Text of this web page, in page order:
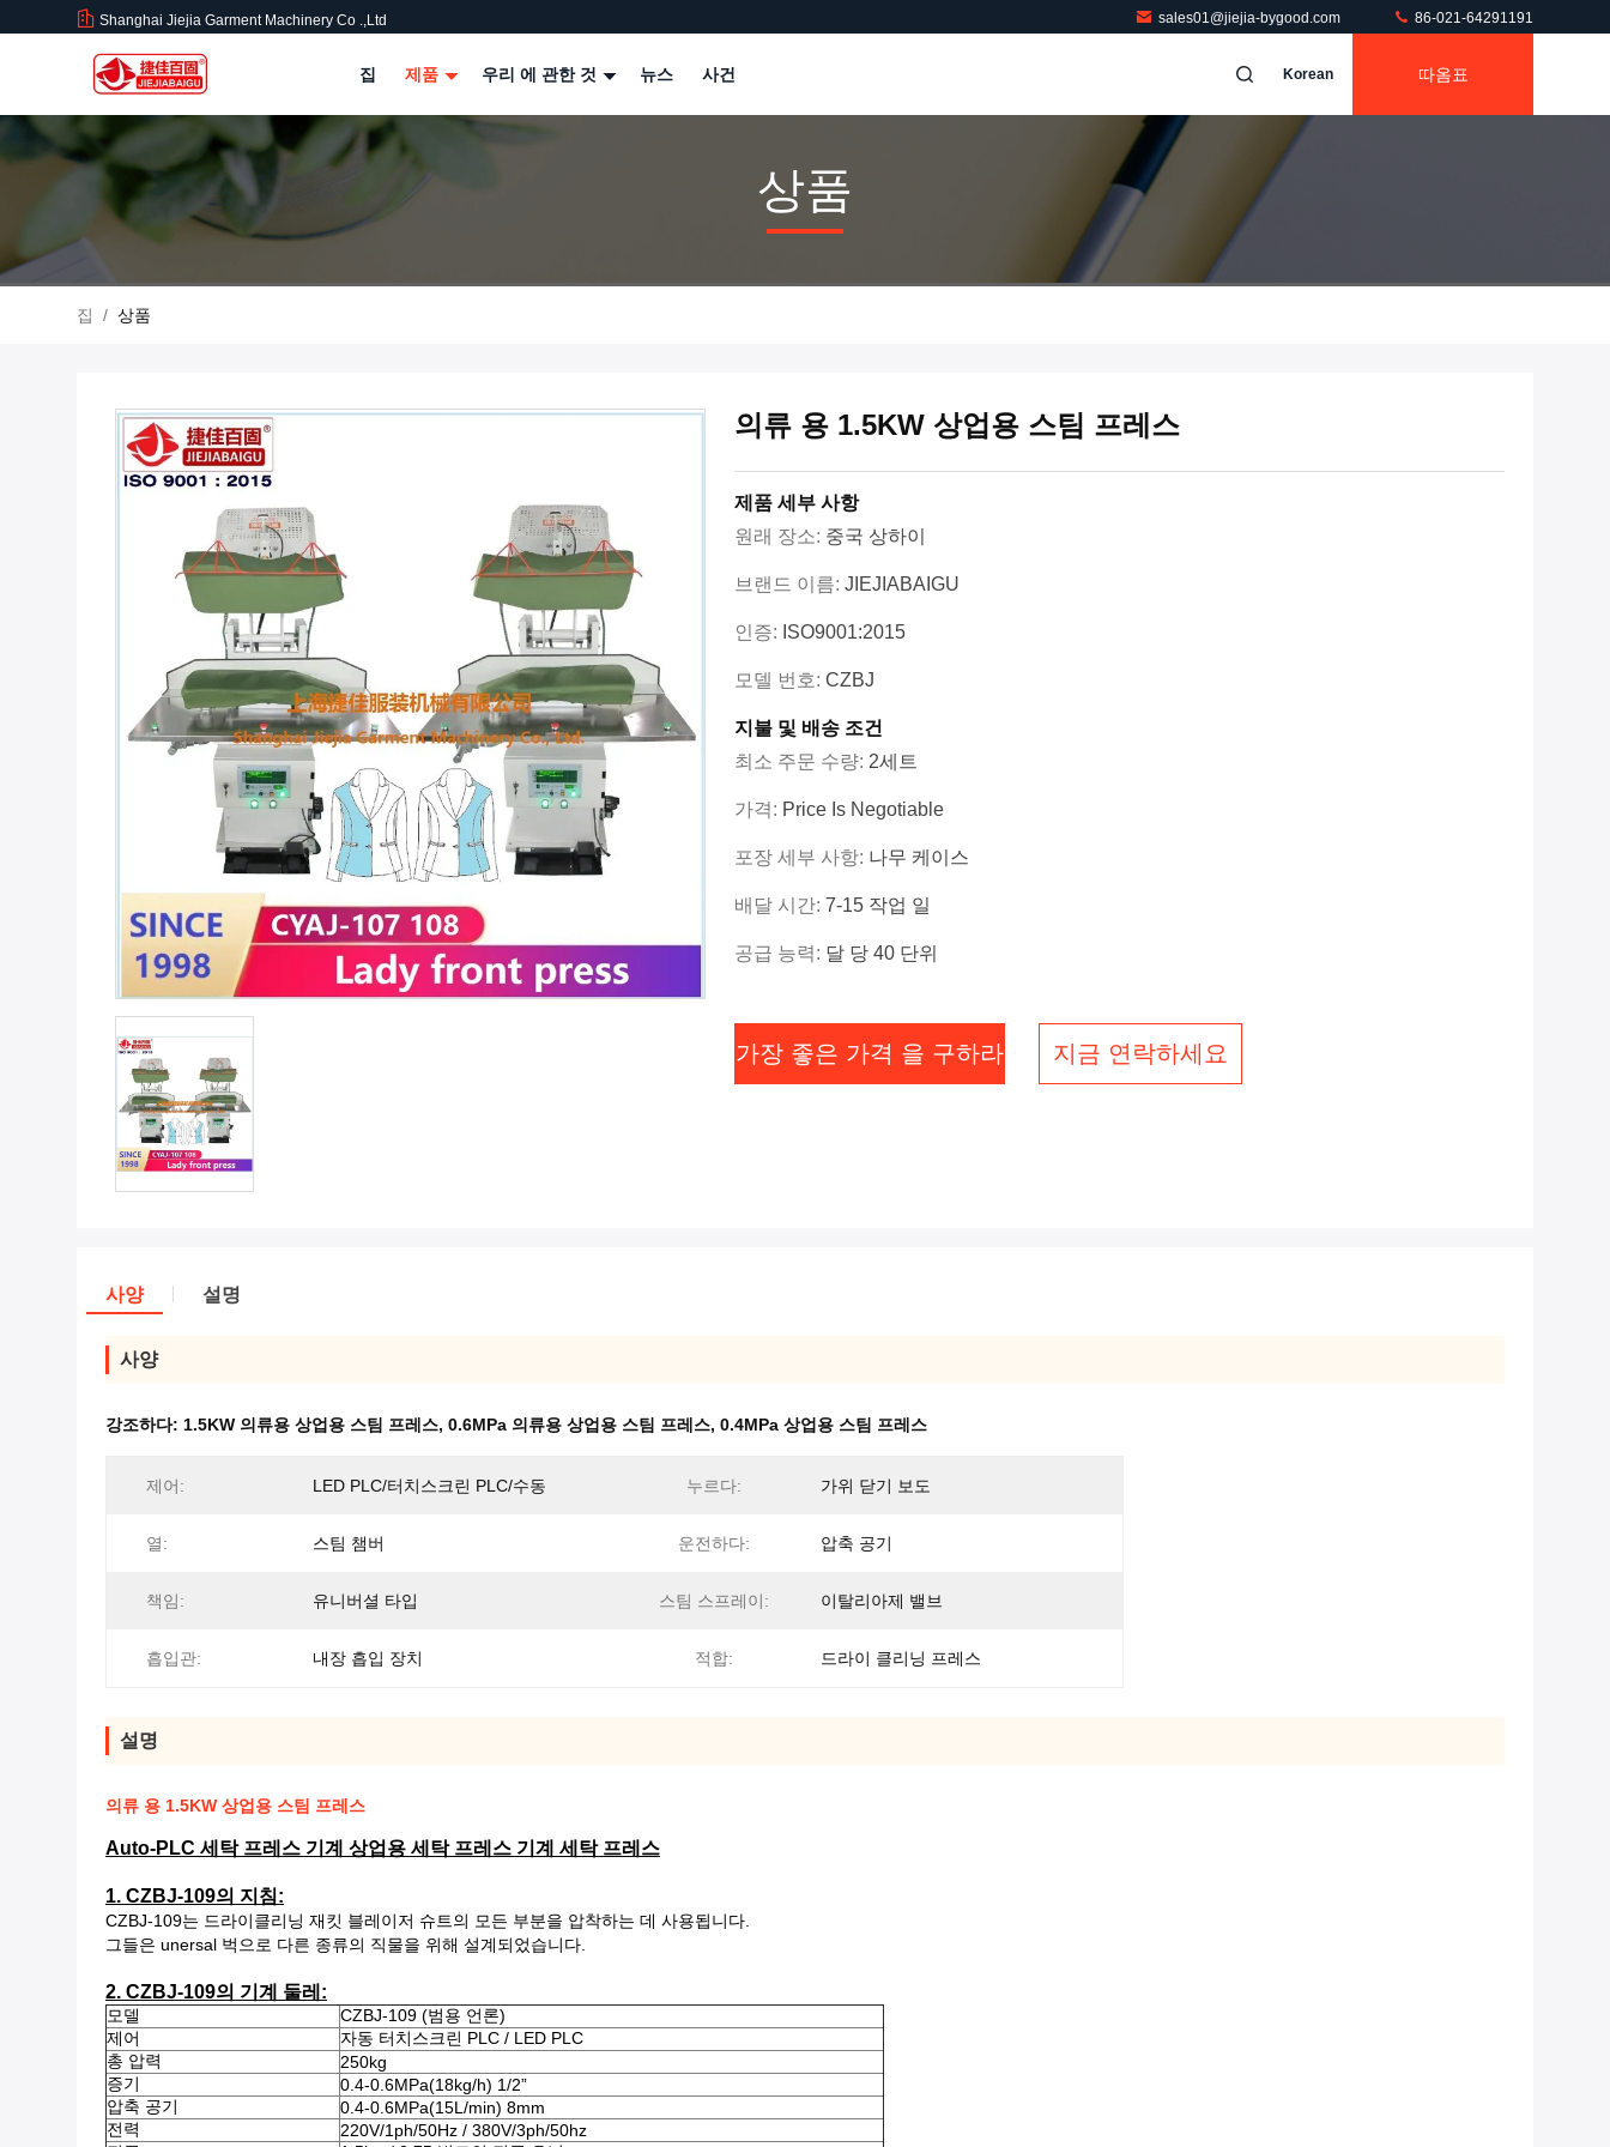
Shanghai Jiejia Garment Machinery Co .,ltd sales01@jiejia-bygood.com 86-021-64291191
집 제품 우리 에 관한 것 뉴스 사건 Korean 따옴표
상품
집 / 상품
의류 용 1.5KW 상업용 스팀 프레스
제품 세부 사항
원래 장소: 중국 상하이
브랜드 이름: JIEJIABAIGU
인증: ISO9001:2015
모델 번호: CZBJ
지불 및 배송 조건
최소 주문 수량: 2세트
가격: Price Is Negotiable
포장 세부 사항: 나무 케이스
배달 시간: 7-15 작업 일
공급 능력: 달 당 40 단위
가장 좋은 가격 을 구하라 지금 연락하세요
사양 설명
사양
강조하다: 1.5KW 의류용 상업용 스팀 프레스, 0.6MPa 의류용 상업용 스팀 프레스, 0.4MPa 상업용 스팀 프레스
제어: LED PLC/터치스크린 PLC/수동 누르다: 가위 닫기 보도
열: 스팀 챔버 운전하다: 압축 공기
책임: 유니버셜 타입 스팀 스프레이: 이탈리아제 밸브
흡입관: 내장 흡입 장치 적합: 드라이 클리닝 프레스
설명
의류 용 1.5KW 상업용 스팀 프레스
Auto-PLC 세탁 프레스 기계 상업용 세탁 프레스 기계 세탁 프레스
1. CZBJ-109의 지침:
CZBJ-109는 드라이클리닝 재킷 블레이저 슈트의 모든 부분을 압착하는 데 사용됩니다.
그들은 unersal 벅으로 다른 종류의 직물을 위해 설계되었습니다.
2. CZBJ-109의 기계 둘레:
모델
CZBJ-109 (범용 언론)
제어
자동 터치스크린 PLC / LED PLC
총 압력
250kg
증기
0.4-0.6MPa(18kg/h) 1/2”
압축 공기
0.4-0.6MPa(15L/min) 8mm
전력
220V/1ph/50Hz / 380V/3ph/50hz